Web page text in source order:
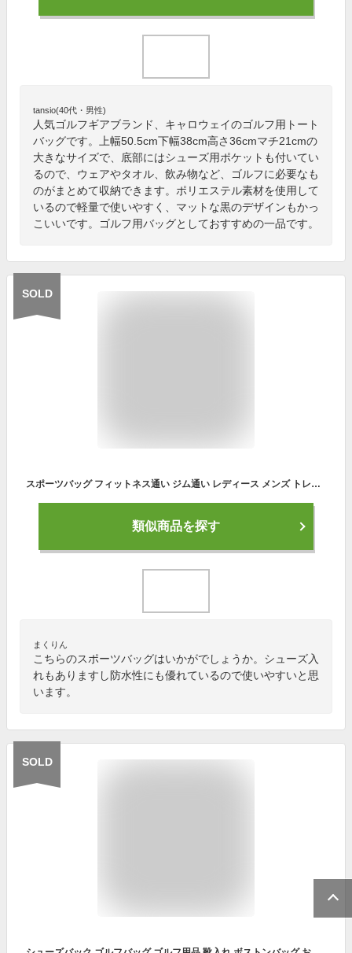
tansio(40代・男性)
人気ゴルフギアブランド、キャロウェイのゴルフ用トート
バッグです。上幅50.5cm下幅38cm高さ36cmマチ21cmの
大きなサイズで、底部にはシューズ用ポケットも付いてい
るので、ウェアやタオル、飲み物など、ゴルフに必要なも
のがまとめて収納できます。ポリエステル素材を使用して
いるので軽量で使いやすく、マットな黒のデザインもかっ
こいいです。ゴルフ用バッグとしておすすめの一品です。
SOLD
スポーツバッグ フィットネス通い ジム通い レディース メンズ トレーニングバッグ 斜めがけ トートバッグ 靴入れ シューズ入れ トラベルバッグ 旅行鞄 防水 トラベル用品 旅行用品 ショルダーバッグ
類似商品を探す
まくりん
こちらのスポーツバッグはいかがでしょうか。シューズ入
れもありますし防水性にも優れているので使いやすいと思
います。
SOLD